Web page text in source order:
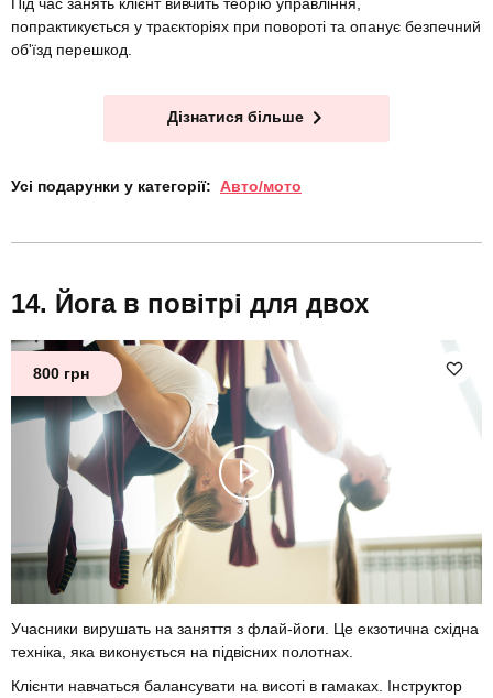
попрактикується у траєкторіях при повороті та опанує безпечний
об'їзд перешкод.
Дізнатися більше
Усі подарунки у категорії: Авто/мото
Йога в повітрі для двох
800 грн
Учасники вирушать на заняття з флай-йоги. Це екзотична східна
техніка, яка виконується на підвісних полотнах.
Клієнти навчаться балансувати на висоті в гамаках. Інструктор